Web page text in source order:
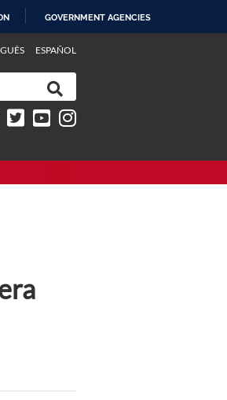
GOVERNMENT AGENCIES
ESPAÑOL